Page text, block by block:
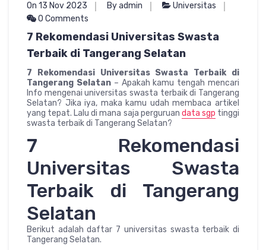
On 13 Nov 2023 By admin
Universitas
0 Comments
7 Rekomendasi Universitas Swasta
Terbaik di Tangerang Selatan
7 Rekomendasi Universitas Swasta Terbaik di
Tangerang Selatan– Apakah kamu tengah mencari
Info mengenai universitas swasta terbaik di Tangerang
Selatan? Jika iya, maka kamu udah membaca artikel
yang tepat. Lalu di mana saja perguruan data sgp tinggi
swasta terbaik di Tangerang Selatan?
7 Rekomendasi
Universitas Swasta
Terbaik di Tangerang
Selatan
Berikut adalah daftar 7 universitas swasta terbaik di
Tangerang Selatan.